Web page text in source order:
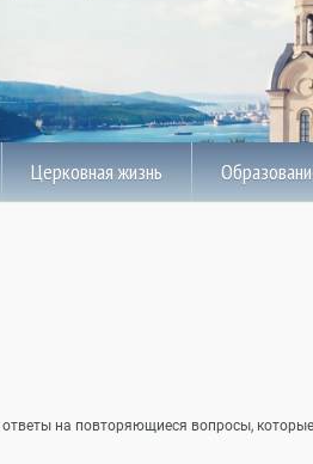
Церковная жизнь
на повторяющиеся вопросы, которые